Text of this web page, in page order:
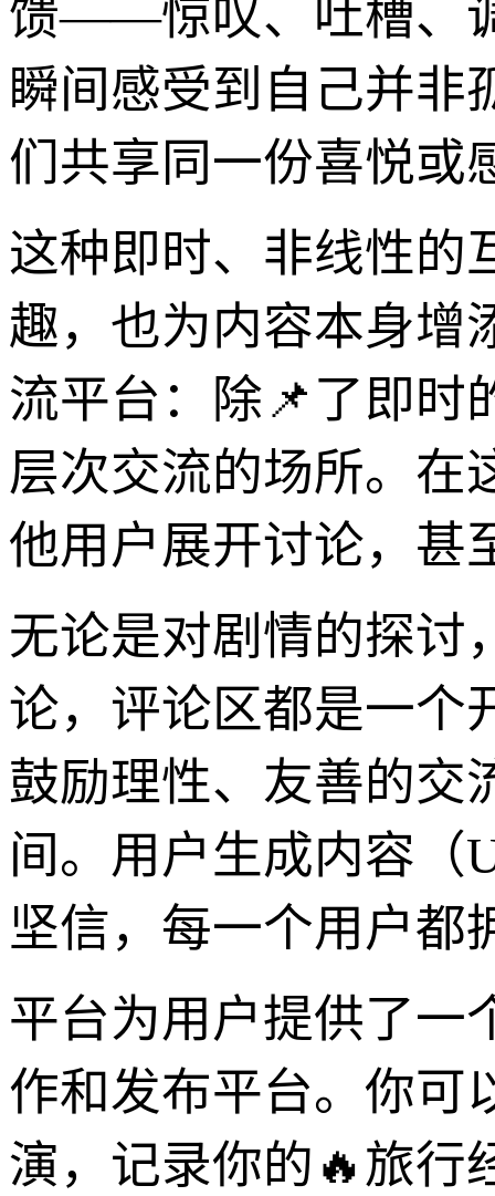
馈——惊叹、吐槽、
瞬间感受到自己并非
们共享同一份喜悦或
这种即时、非线性的
趣，也为内容本身增
流平台：除📌了即时
层次交流的场所。在
他用户展开讨论，甚
无论是对剧情的探讨
论，评论区都是一个
鼓励理性、友善的交
间。用户生成内容（
坚信，每一个用户都
平台为用户提供了一
作和发布平台。你可
演，记录你的🔥旅行